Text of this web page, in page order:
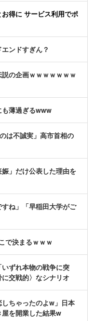
お得に サービス利用でポ
ンドすぎん？
の企画ｗｗｗｗｗｗｗ
も薄過ぎるwww
は不誠実」高市首相の
娠」だけ公表した理由を
ね」「早稲田大学がご
で決まるｗｗｗ
いずれ本物の戦争に突
交戦的〉なシナリオ
しちゃったのよw」日本
を開業した結果w